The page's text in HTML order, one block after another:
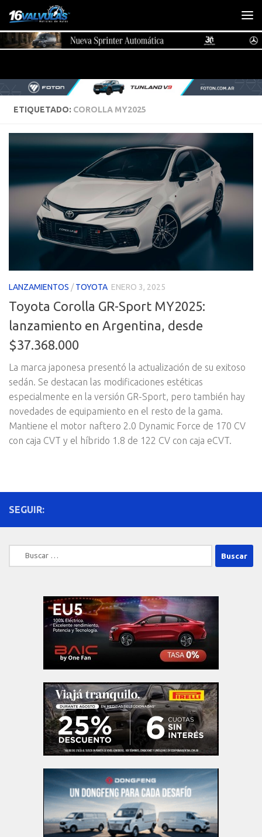
Saltar al contenido
ETIQUETADO: COROLLA MY2025
LANZAMIENTOS /TOYOTA ENERO 3, 2025
Toyota Corolla GR-Sport MY2025:
lanzamiento en Argentina, desde
$37.368.000
La marca japonesa presentó la actualización de su exitoso
sedán. Se destacan las modificaciones estéticas
especialmente en la versión GR-Sport, pero también hay
novedades de equipamiento en el resto de la gama.
Mantiene el motor naftero 2.0 Dynamic Force de 170 CV
con caja CVT y el híbrido 1.8 de 122 CV con caja eCVT.
SEGUIR:
Buscar: